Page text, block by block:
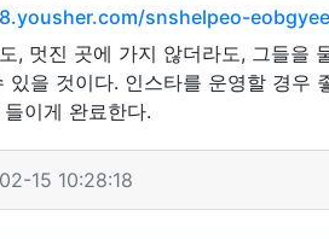
snshelpeo-
, 멋진 곳에 가지 않더라도, 그들을
있을 것이다. 인스타를 운영할 경우
이게 완료한다.
15 10:28:18